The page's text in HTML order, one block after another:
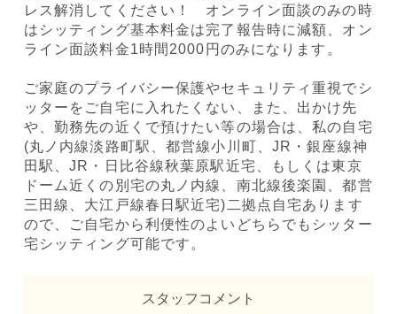
レス解消してください！ オンライン面談のみの時
はシッティング基本料金は完了報告時に減額、オン
ライン面談料金1時間2000円のみになります。
ご家庭のプライバシー保護やセキュリティ重視でシ
ッターをご自宅に入れたくない、また、出かけ先
や、勤務先の近くで預けたい等の場合は、私の自宅
(丸ノ内線淡路町駅、都営線小川町、JR・銀座線神
田駅、JR・日比谷線秋葉原駅近宅、もしくは東京
ドーム近くの別宅の丸ノ内線、南北線後楽園、都営
三田線、大江戸線春日駅近宅)二拠点自宅あります
ので、ご自宅から利便性のよいどちらでもシッター
宅シッティング可能です。
スタッフコメント